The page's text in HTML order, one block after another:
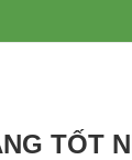
TỐT